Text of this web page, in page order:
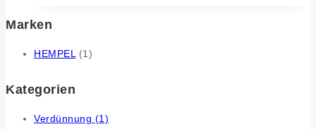
Marken
HEMPEL (1)
Kategorien
Verdünnung (1)